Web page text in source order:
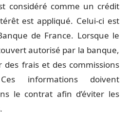
considéré comme un crédit
est appliqué. Celui-ci est
de France. Lorsque le
autorisé par la banque,
des frais et des commissions
Ces informations doivent
le contrat afin d’éviter les